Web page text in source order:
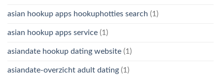
asian hookup apps hookuphotties search (1)
asian hookup apps service (1)
asiandate hookup dating website (1)
asiandate-overzicht adult dating (1)